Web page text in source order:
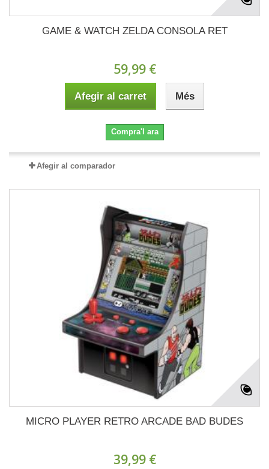
GAME & WATCH ZELDA CONSOLA RET
59,99 €
Afegir al carret Més
Compra'l ara
Afegir al comparador
MICRO PLAYER RETRO ARCADE BAD BUDES
39,99 €